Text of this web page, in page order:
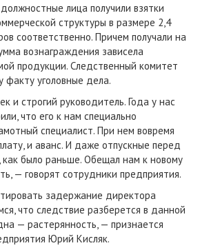
должностные лица получили взятки
структуры в размере 2,4
соответственно. Причем получали на
вознаграждения зависела
продукции. Следственный комитет
факту уголовные дела.
и строгий руководитель. Года у нас
что его к нам специально
специалист. При нем вовремя
и аванс. И даже отпускные перед
как было раньше. Обещал нам к новому
— говорят сотрудники предприятия.
задержание директора
что следствие разберется в данной
— растерянность, — признается
Юрий Кисляк.